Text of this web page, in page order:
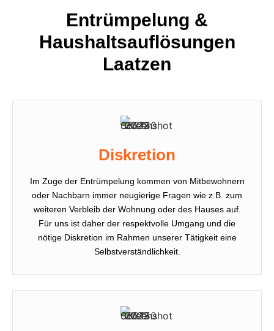
Entrümpelung &
Haushaltsauflösungen
Laatzen
Diskretion
Im Zuge der Entrümpelung kommen von Mitbewohnern
oder Nachbarn immer neugierige Fragen wie z.B. zum
weiteren Verbleib der Wohnung oder des Hauses auf.
Für uns ist daher der respektvolle Umgang und die
nötige Diskretion im Rahmen unserer Tätigkeit eine
Selbstverständlichkeit.